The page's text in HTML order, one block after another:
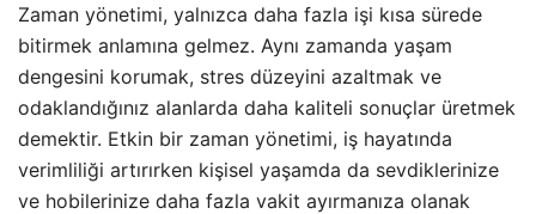
Zaman yönetimi, yalnızca daha fazla işi kısa sürede
bitirmek anlamına gelmez. Aynı zamanda yaşam
dengesini korumak, stres düzeyini azaltmak ve
odaklandığınız alanlarda daha kaliteli sonuçlar üretmek
demektir. Etkin bir zaman yönetimi, iş hayatında
verimliliği artırırken kişisel yaşamda da sevdiklerinize
ve hobilerinize daha fazla vakit ayırmanıza olanak